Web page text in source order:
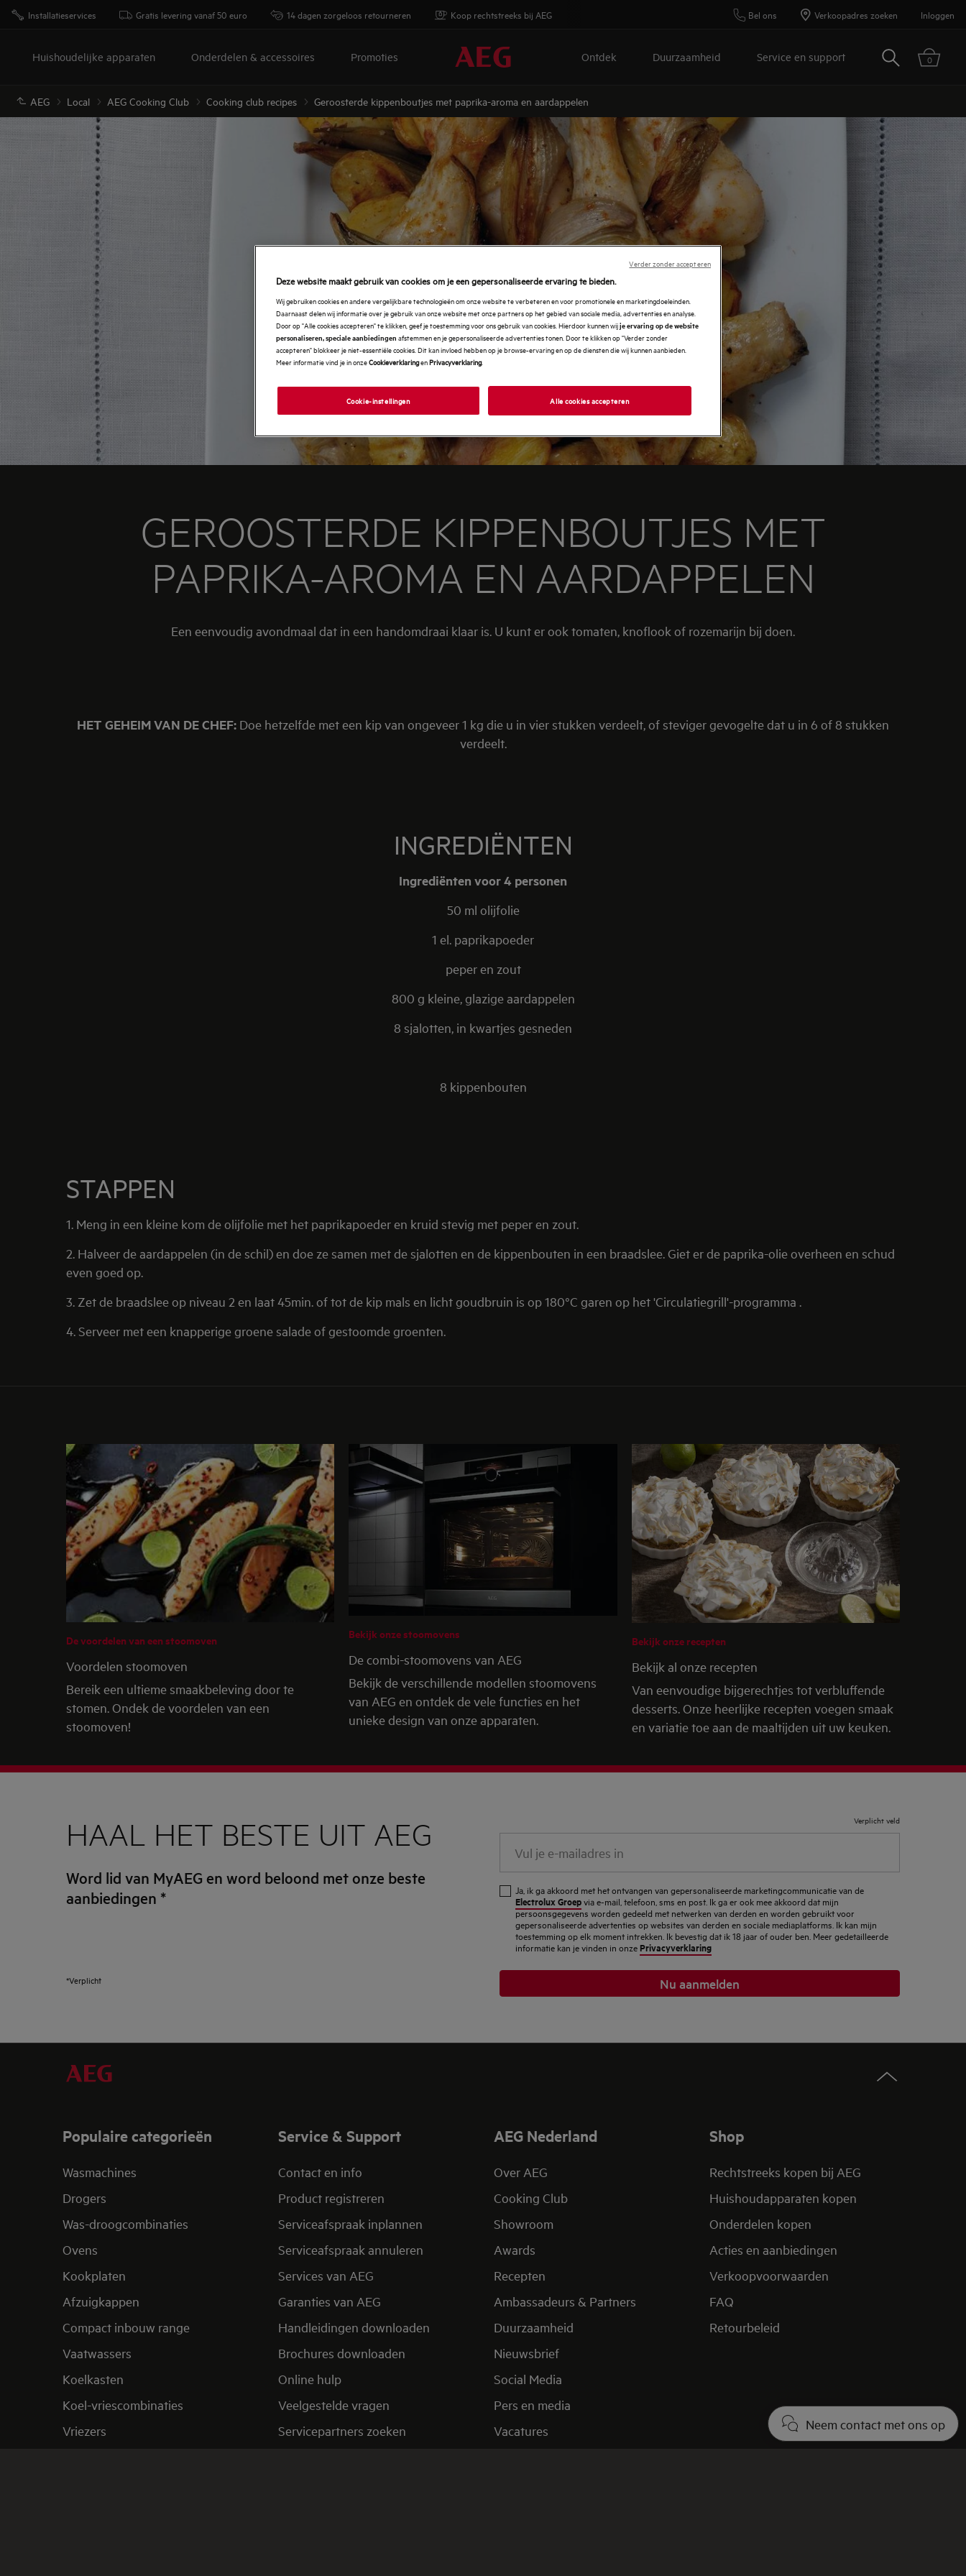
Installatieservices Gratis levering vanaf 50 euro 14 dagen zorgeloos retourneren Koop rechtstreeks bij AEG Bel ons Verkoopadres zoeken Inloggen
Huishoudelijke apparaten Onderdelen & accessoires Promoties Ontdek Duurzaamheid Service en support Zoeken 0
AEG Local AEG Cooking Club Cooking club recipes Geroosterde kippenboutjes met paprika-aroma en aardappelen
GEROOSTERDE KIPPENBOUTJES MET
PAPRIKA-AROMA EN AARDAPPELEN
Een eenvoudig avondmaal dat in een handomdraai klaar is. U kunt er ook tomaten, knoflook of rozemarijn bij doen.
HET GEHEIM VAN DE CHEF: Doe hetzelfde met een kip van ongeveer 1 kg die u in vier stukken verdeelt, of steviger gevogelte dat u in 6 of 8 stukken
verdeelt.
INGREDIËNTEN
Ingrediënten voor 4 personen
50 ml olijfolie
1 el. paprikapoeder
peper en zout
800 g kleine, glazige aardappelen
8 sjalotten, in kwartjes gesneden
8 kippenbouten
STAPPEN
1. Meng in een kleine kom de olijfolie met het paprikapoeder en kruid stevig met peper en zout.
2. Halveer de aardappelen (in de schil) en doe ze samen met de sjalotten en de kippenbouten in een braadslee. Giet er de paprika-olie overheen en schud
even goed op.
3. Zet de braadslee op niveau 2 en laat 45min. of tot de kip mals en licht goudbruin is op 180°C garen op het 'Circulatiegrill'-programma .
4. Serveer met een knapperige groene salade of gestoomde groenten.
De voordelen van een stoomoven
Voordelen stoomoven
Bereik een ultieme smaakbeleving door te
stomen. Ondek de voordelen van een
stoomoven!
Bekijk onze stoomovens
De combi-stoomovens van AEG
Bekijk de verschillende modellen stoomovens
van AEG en ontdek de vele functies en het
unieke design van onze apparaten.
Bekijk onze recepten
Bekijk al onze recepten
Van eenvoudige bijgerechtjes tot verbluffende
desserts. Onze heerlijke recepten voegen smaak
en variatie toe aan de maaltijden uit uw keuken.
Neem contact met ons op
HAAL HET BESTE UIT AEG
Word lid van MyAEG en word beloond met onze beste
aanbiedingen *
*Verplicht
Verplicht veld
mailadres
Ja, ik ga akkoord met het ontvangen van gepersonaliseerde marketingcommunicatie van de
Electrolux Groepvia e-mail, telefoon, sms en post. Ik ga er ook mee akkoord dat mijn
persoonsgegevens worden gedeeld met netwerken van derden en worden gebruikt voor
gepersonaliseerde advertenties op websites van derden en sociale mediaplatforms. Ik kan mijn
toestemming op elk moment intrekken. Ik bevestig dat ik 18 jaar of ouder ben. Meer gedetailleerde
informatie kan je vinden in onze Privacyverklaring
Nu aanmelden
Populaire categorieën
Wasmachines
Drogers
Was-droogcombinaties
Ovens
Kookplaten
Afzuigkappen
Compact inbouw range
Vaatwassers
Koelkasten
Koel-vriescombinaties
Vriezers
Service & Support
Contact en info
Product registreren
Serviceafspraak inplannen
Serviceafspraak annuleren
Services van AEG
Garanties van AEG
Handleidingen downloaden
Brochures downloaden
Online hulp
Veelgestelde vragen
Servicepartners zoeken
AEG Nederland
Over AEG
Cooking Club
Showroom
Awards
Recepten
Ambassadeurs & Partners
Duurzaamheid
Nieuwsbrief
Social Media
Pers en media
Vacatures
Shop
Rechtstreeks kopen bij AEG
Huishoudapparaten kopen
Onderdelen kopen
Acties en aanbiedingen
Verkoopvoorwaarden
FAQ
Retourbeleid
Deze website maakt gebruik van cookies om je een gepersonaliseerde ervaring te bieden.
Wij gebruiken cookies en andere vergelijkbare technologieën om onze website te verbeteren en voor promotionele en marketingdoeleinden.
Daarnaast delen wij informatie over je gebruik van onze website met onze partners op het gebied van sociale media, advertenties en analyse.
Door op "Alle cookies accepteren" te klikken, geef je toestemming voor ons gebruik van cookies. Hierdoor kunnen wijje ervaring op de website
personaliseren, speciale aanbiedingen afstemmen en je gepersonaliseerde advertenties tonen. Door te klikken op "Verder zonder
accepteren" blokkeer je niet-essentiële cookies. Dit kan invloed hebben op je browse-ervaring en op de diensten die wij kunnen aanbieden.
Meer informatie vind je in onzeCookieverklaringenPrivacyverklaring.
Cookie-instellingen Alle cookies accepteren
Verder zonder accepteren